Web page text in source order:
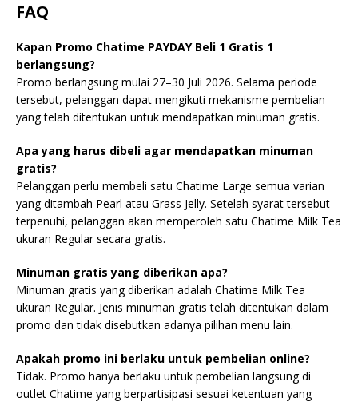
FAQ
Kapan Promo Chatime PAYDAY Beli 1 Gratis 1
berlangsung?
Promo berlangsung mulai 27–30 Juli 2026. Selama periode
tersebut, pelanggan dapat mengikuti mekanisme pembelian
yang telah ditentukan untuk mendapatkan minuman gratis.
Apa yang harus dibeli agar mendapatkan minuman
gratis?
Pelanggan perlu membeli satu Chatime Large semua varian
yang ditambah Pearl atau Grass Jelly. Setelah syarat tersebut
terpenuhi, pelanggan akan memperoleh satu Chatime Milk Tea
ukuran Regular secara gratis.
Minuman gratis yang diberikan apa?
Minuman gratis yang diberikan adalah Chatime Milk Tea
ukuran Regular. Jenis minuman gratis telah ditentukan dalam
promo dan tidak disebutkan adanya pilihan menu lain.
Apakah promo ini berlaku untuk pembelian online?
Tidak. Promo hanya berlaku untuk pembelian langsung di
outlet Chatime yang berpartisipasi sesuai ketentuan yang